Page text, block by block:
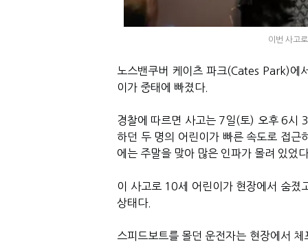
이번 사고
노스밴쿠버 케이츠 파크(Cates Park)에
이가 중태에 빠졌다.
경찰에 따르면 사고는7일(토) 오후6시
하던 두 명의 어린이가 빠른 속도로 접근
에는 주말을 맞아 많은 인파가 몰려 있었다
이 사고로 10세 어린이가 현장에서 숨졌
상태다.
스피드보트를 몰던 운전자는 현장에서 체